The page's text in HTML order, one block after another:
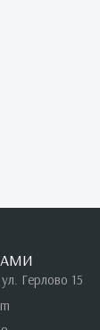
Герлово 15